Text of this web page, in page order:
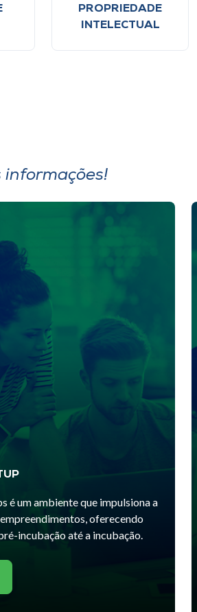
PROPRIEDADE
INTELECTUAL
informações!
é um ambiente que impulsiona a
oferecendo
incubação até a incubação.